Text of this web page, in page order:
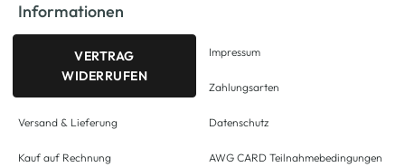
Informationen
VERTRAG
WIDERRUFEN
Versand & Lieferung
Kauf auf Rechnung
Impressum
Zahlungsarten
Datenschutz
AWG CARD Teilnahmebedingungen